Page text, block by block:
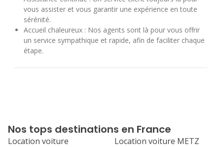
vous assister et vous garantir une expérience en toute
sérénité.
Accueil chaleureux : Nos agents sont là pour vous offrir
un service sympathique et rapide, afin de faciliter chaque
étape.
Nos tops destinations en France
Location voiture
Location voiture METZ